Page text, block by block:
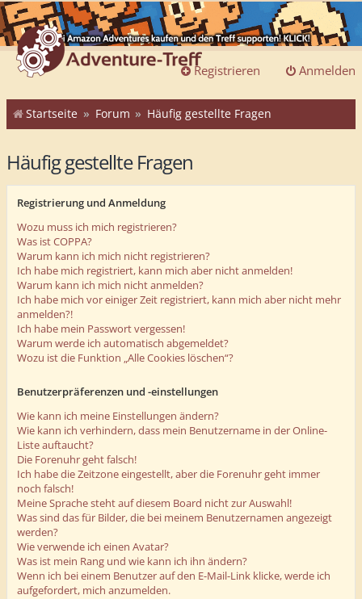
Anmelden
Registrieren
Startseite Forum Häufig gestellte Fragen
Häufig gestellte Fragen
Registrierung und Anmeldung
Wozu muss ich mich registrieren?
Was ist COPPA?
Warum kann ich mich nicht registrieren?
Ich habe mich registriert, kann mich aber nicht anmelden!
Warum kann ich mich nicht anmelden?
Ich habe mich vor einiger Zeit registriert, kann mich aber nicht mehr
anmelden?!
Ich habe mein Passwort vergessen!
Warum werde ich automatisch abgemeldet?
Wozu ist die Funktion „Alle Cookies löschen“?
Benutzerpräferenzen und -einstellungen
Wie kann ich meine Einstellungen ändern?
Wie kann ich verhindern, dass mein Benutzername in der Online-
Liste auftaucht?
Die Forenuhr geht falsch!
Ich habe die Zeitzone eingestellt, aber die Forenuhr geht immer
noch falsch!
Meine Sprache steht auf diesem Board nicht zur Auswahl!
Was sind das für Bilder, die bei meinem Benutzernamen angezeigt
werden?
Wie verwende ich einen Avatar?
Was ist mein Rang und wie kann ich ihn ändern?
Wenn ich bei einem Benutzer auf den E-Mail-Link klicke, werde ich
aufgefordert, mich anzumelden.